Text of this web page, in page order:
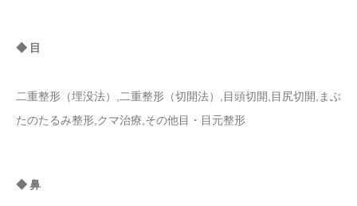
◆ 目
二重整形（埋没法）,二重整形（切開法）,目頭切開,目尻切開,まぶ
たのたるみ整形,クマ治療,その他目・目元整形
◆ 鼻